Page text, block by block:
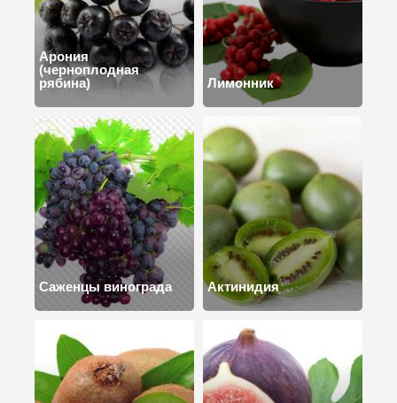
Арония
(черноплодная
рябина)
Лимонник
Саженцы винограда Актинидия